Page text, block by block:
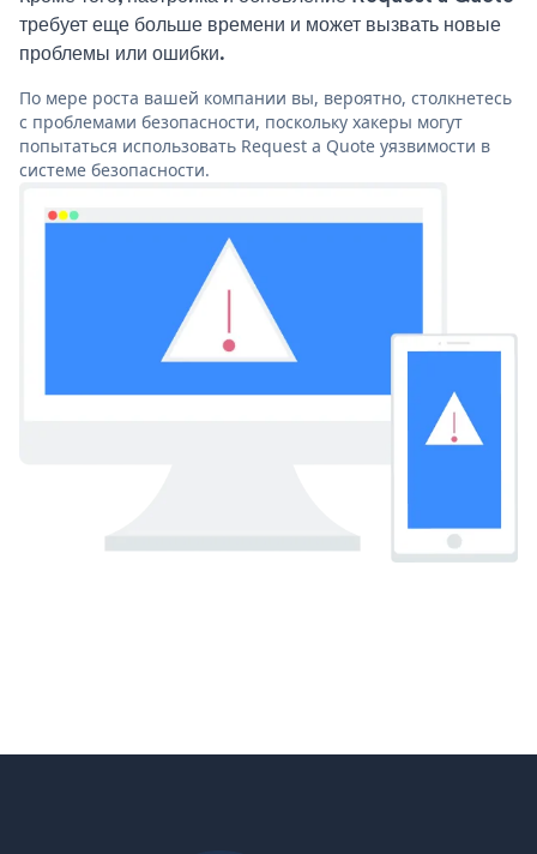
требует еще больше времени и может вызвать новые
проблемы или ошибки.
По мере роста вашей компании вы, вероятно, столкнетесь
с проблемами безопасности, поскольку хакеры могут
попытаться использовать Request a Quote уязвимости в
системе безопасности.